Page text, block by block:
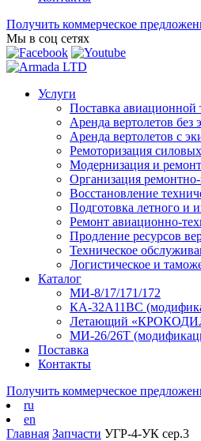
Получить коммерческое
Мы в соц сетях
Услуги
Поставка авиационной
Аренда вертолетов без
Аренда вертолетов с
Ремоторизация
Модернизация и
Организация
Восстановление
Подготовка летного и
Ремонт авиационно-
Продление ресурсов
Техническое
Логистическое и
Каталог
МИ-8/17/171/172
КА-32А11ВС
Летающий
МИ-26/26Т
Поставка
Контакты
Получить коммерческое
ru
en
Главная Запчасти УГР-4-УК сер.3